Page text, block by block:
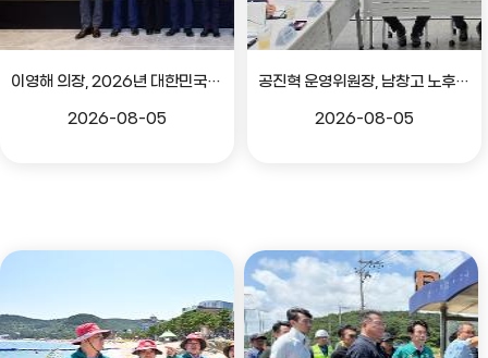
이영해 의장, 2026년 대한민국시도의회의장협의회 정기회 참석
2026-08-05
공진혁 운영위원장, 남창고 노후시설 개선 위한 학부모 간담회
2026-08-05